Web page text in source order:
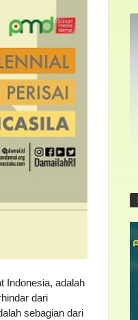
Indonesia, adalah
dari
sebagian dari